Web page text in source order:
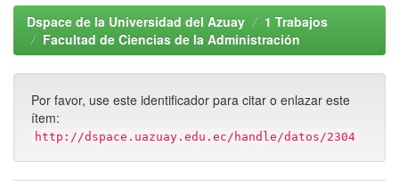
Dspace de la Universidad del Azuay
1 Trabajos
Facultad de Ciencias de la Administración
Por favor, use este identificador para citar o enlazar este
ítem:
http://dspace.uazuay.edu.ec/handle/datos/2304